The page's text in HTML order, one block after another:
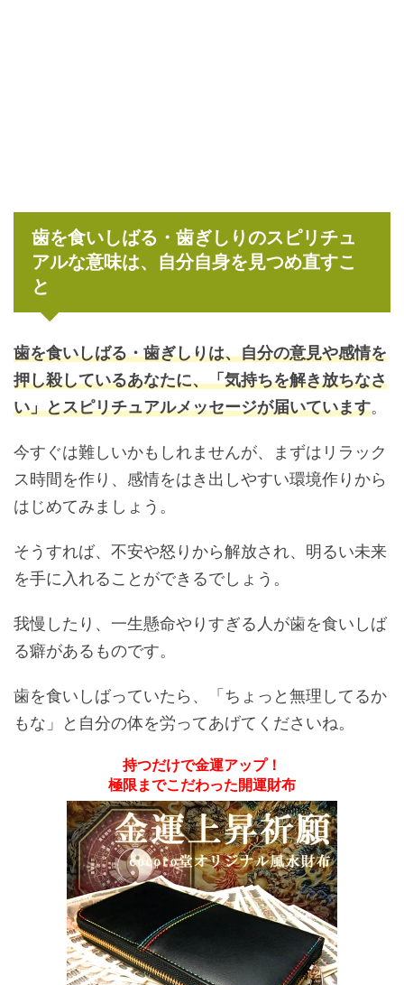
歯を食いしばる・歯ぎしりのスピリチュ
アルな意味は、自分自身を見つめ直すこ
と
歯を食いしばる・歯ぎしりは、自分の意見や感情を
押し殺しているあなたに、「気持ちを解き放ちなさ
い」とスピリチュアルメッセージが届いています。
今すぐは難しいかもしれませんが、まずはリラック
ス時間を作り、感情をはき出しやすい環境作りから
はじめてみましょう。
そうすれば、不安や怒りから解放され、明るい未来
を手に入れることができるでしょう。
我慢したり、一生懸命やりすぎる人が歯を食いしば
る癖があるものです。
歯を食いしばっていたら、「ちょっと無理してるか
もな」と自分の体を労ってあげてくださいね。
持つだけで金運アップ！
極限までこだわった開運財布